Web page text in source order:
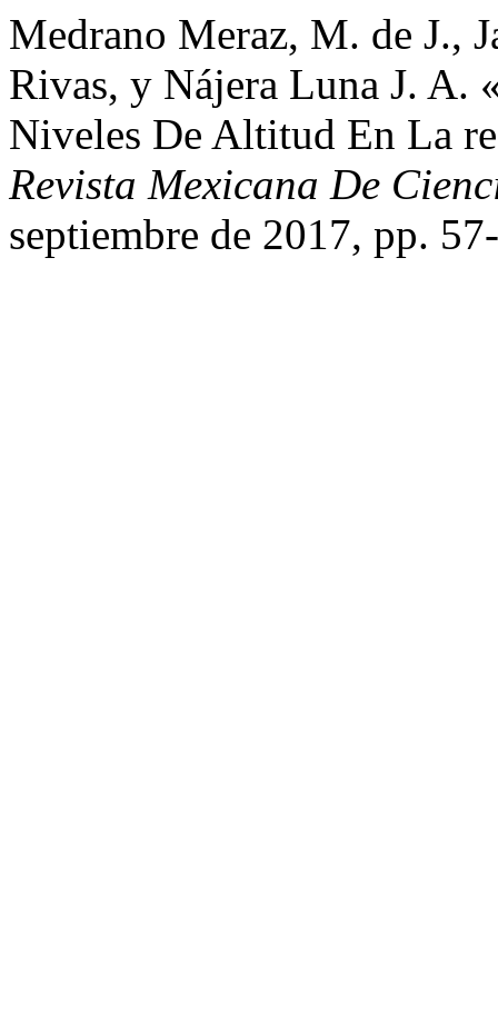
Medrano Meraz, M. de J.,
Rivas, y Nájera Luna J. A.
Niveles De Altitud En La
Revista Mexicana De
septiembre de 2017, pp.